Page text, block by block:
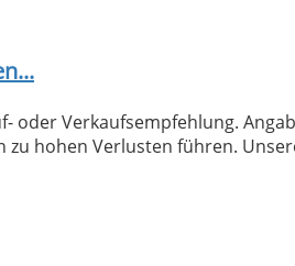
oder Verkaufsempfehlung.
hohen Verlusten führen.